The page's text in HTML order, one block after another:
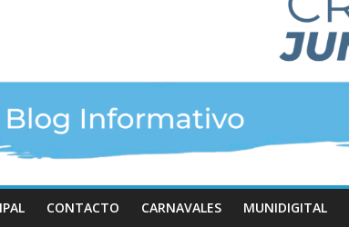
CONTACTO CARNAVALES MUNIDIGITAL